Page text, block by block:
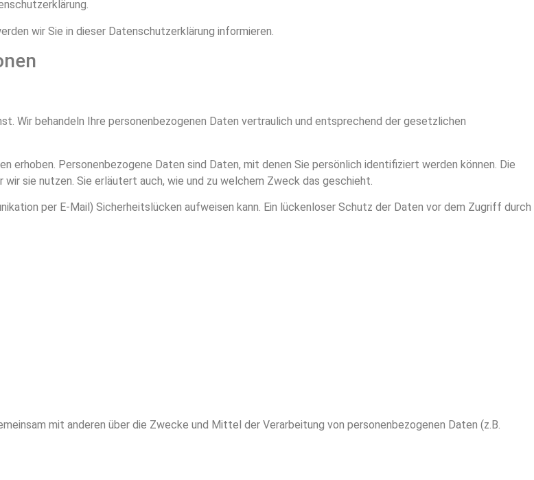
wir Sie in dieser Datenschutzerklärung informieren.
Wir behandeln Ihre personenbezogenen Daten vertraulich und entsprechend der gesetzlichen
erhoben. Personenbezogene Daten sind Daten, mit denen Sie persönlich identifiziert werden können. Die
sie nutzen. Sie erläutert auch, wie und zu welchem Zweck das geschieht.
per E-Mail) Sicherheitslücken aufweisen kann. Ein lückenloser Schutz der Daten vor dem Zugriff durch
mit anderen über die Zwecke und Mittel der Verarbeitung von personenbezogenen Daten (z.B.